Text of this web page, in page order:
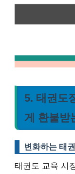
5. 태권도
게 환불받
변화하는 태
태권도 교육 시